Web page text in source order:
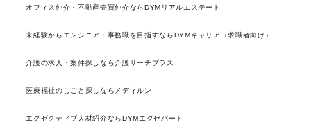
オフィス仲介・不動産売買仲介ならDYMリアルエステート
未経験からエンジニア・事務職を目指すならDYMキャリア（求職者向け）
介護の求人・案件探しなら介護サーチプラス
医療福祉のしごと探しならメディルン
エグゼクティブ人材紹介ならDYMエグゼパート